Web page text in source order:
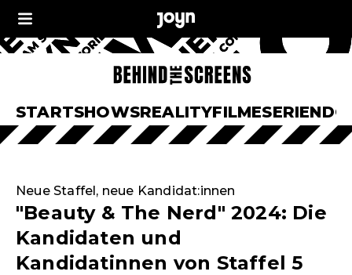
STARTSHOWSREALITYFILMESERIEN
Neue Staffel, neue Kandidat:innen
"Beauty & The Nerd" 2024: Die
Kandidaten und
Kandidatinnen von Staffel 5